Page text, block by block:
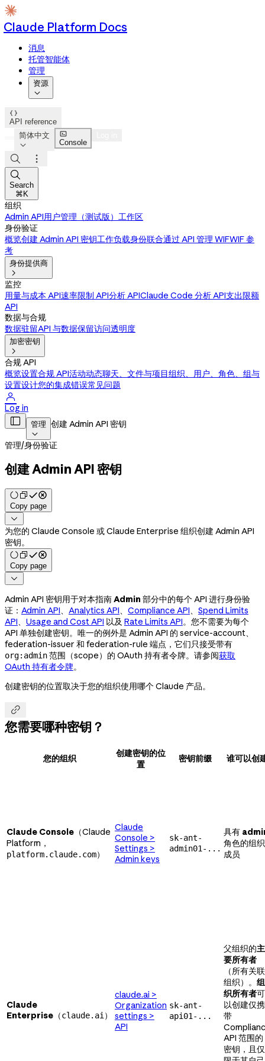
Claude Platform Docs
消息
托管智能体
管理
资源


API reference
简体中文


Console



Search
⌘K
组织
Admin API用户管理（测试版） 工作区
身份验证
概览创建 Admin API 密钥工作负载身份联合通过 API 管理 WIFWIF 参
考
身份提供商

监控
用量与成本 API速率限制 API分析 APIClaude Code 分析 API支出限额
API
数据与合规
数据驻留API 与数据保留访问透明度
加密密钥

合规 API
概览设置合规 API活动动态聊天、文件与项目组织、用户、角色、组与
设置设计您的集成错误常见问题

Log in
 管理

创建 Admin API 密钥
管理/身份验证
创建 Admin API 密钥
Copy page

为您的 Claude Console 或 Claude Enterprise 组织创建 Admin API
密钥。
Copy page

Admin API 密钥用于对本指南Admin 部分中的每个 API 进行身份验
证： Admin API、 Analytics API、 Compliance API、 Spend Limits
API、 Usage and Cost API 以及 Rate Limits API。您不需要为每个
API 单独创建密钥。唯一的例外是 Admin API 的 service-account、
federation-issuer 和 federation-rule 端点，它们只接受带有
org:admin范围（scope）的 OAuth 持有者令牌。请参阅获取
OAuth 持有者令牌。
创建密钥的位置取决于您的组织使用哪个 Claude 产品。

您需要哪种密钥？
您的组织
创建密钥的位
置
密钥前缀 谁可以创
Claude Console （Claude
Platform，
platform.claude.com）
Claude
Console >
Settings >
Admin keys
sk-ant-
admin01-...
具有
角色的组织
成员
Claude
Enterprise （claude.ai ）
claude.ai >
Organization
settings >
API
sk-ant-
api01-...
父组织的主
要所有者
（所有关联
组织）。 组
织所有者可
以创建仅携
带
API 范围的
密钥，且仅